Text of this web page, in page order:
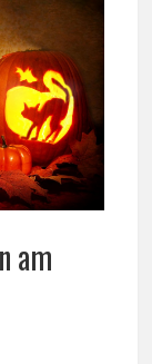
am